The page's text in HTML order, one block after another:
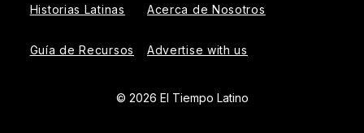
Historias Latinas
Guía de Recursos
Acerca de Nosotros
Advertise with us
© 2026 El Tiempo Latino